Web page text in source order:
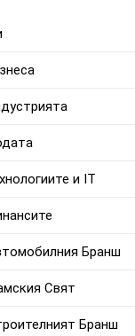
и IT
Бранш
Свят
Бранш